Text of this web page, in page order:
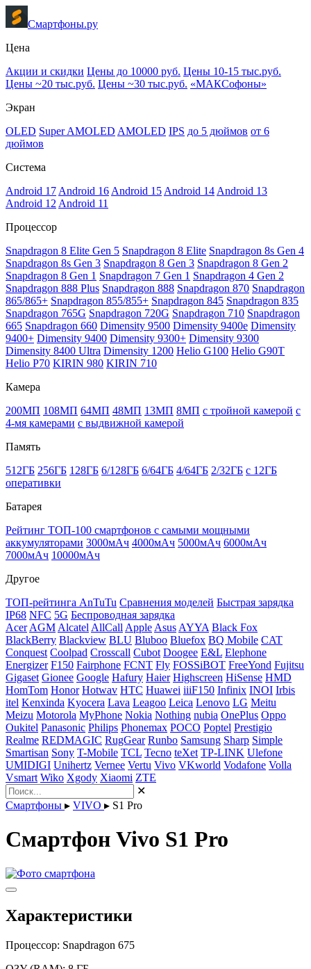
Смартфоны.ру
Цена
Акции и скидки Цены до 10000 руб. Цены 10-15 тыс.руб.
Цены ~20 тыс.руб. Цены ~30 тыс.руб. «МАКСофоны»
Экран
OLED Super AMOLED AMOLED IPS до 5 дюймов от 6
дюймов
Система
Android 17 Android 16 Android 15 Android 14 Android 13
Android 12 Android 11
Процессор
Snapdragon 8 Elite Gen 5 Snapdragon 8 Elite Snapdragon 8s Gen 4
Snapdragon 8s Gen 3 Snapdragon 8 Gen 3 Snapdragon 8 Gen 2
Snapdragon 8 Gen 1 Snapdragon 7 Gen 1 Snapdragon 4 Gen 2
Snapdragon 888 Plus Snapdragon 888 Snapdragon 870 Snapdragon
865/865+ Snapdragon 855/855+ Snapdragon 845 Snapdragon 835
Snapdragon 765G Snapdragon 720G Snapdragon 710 Snapdragon
665 Snapdragon 660 Dimensity 9500 Dimensity 9400e Dimensity
9400+ Dimensity 9400 Dimensity 9300+ Dimensity 9300
Dimensity 8400 Ultra Dimensity 1200 Helio G100 Helio G90T
Helio P70 KIRIN 980 KIRIN 710
Камера
200МП 108МП 64МП 48МП 13МП 8МП с тройной камерой с
4-мя камерами с выдвижной камерой
Память
512ГБ 256ГБ 128ГБ 6/128ГБ 6/64ГБ 4/64ГБ 2/32ГБ с 12ГБ
оперативки
Батарея
Рейтинг ТОП-100 смартфонов с самыми мощными
аккумуляторами 3000мАч 4000мАч 5000мАч 6000мАч
7000мАч 10000мАч
Другое
ТОП-рейтинга AnTuTu Сравнения моделей Быстрая зарядка
IP68 NFC 5G Беспроводная зарядка
Acer AGM Alcatel AllCall Apple Asus AYYA Black Fox
BlackBerry Blackview BLU Bluboo Bluefox BQ Mobile CAT
Conquest Coolpad Crosscall Cubot Doogee E&L Elephone
Energizer F150 Fairphone FCNT Fly FOSSiBOT FreeYond Fujitsu
Gigaset Gionee Google Hafury Haier Highscreen HiSense HMD
HomTom Honor Hotwav HTC Huawei iiiF150 Infinix INOI Irbis
itel Kenxinda Kyocera Lava Leagoo Leica Lenovo LG Meitu
Meizu Motorola MyPhone Nokia Nothing nubia OnePlus Oppo
Oukitel Panasonic Philips Phonemax POCO Poptel Prestigio
Realme REDMAGIC RugGear Runbo Samsung Sharp Simple
Smartisan Sony T-Mobile TCL Tecno teXet TP-LINK Ulefone
UMIDIGI Unihertz Vernee Vertu Vivo VKworld Vodafone Volla
Vsmart Wiko Xgody Xiaomi ZTE
✕
Смартфоны ▸ VIVO ▸ S1 Pro
Смартфон Vivo S1 Pro
Характеристики
Процессор: Snapdragon 675